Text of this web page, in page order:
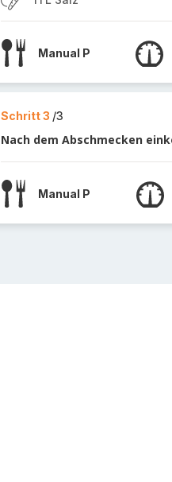
Manual P
Schritt 3 /3
Nach dem Abschmecken
Manual P